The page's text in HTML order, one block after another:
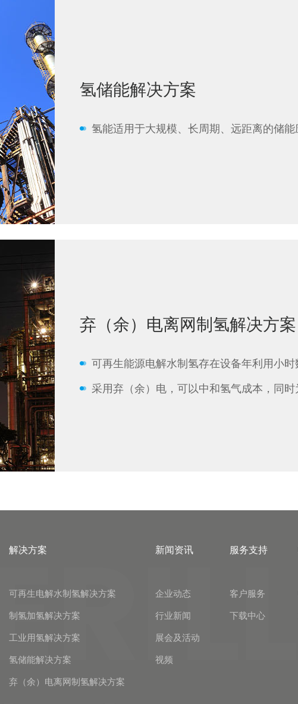
氢储能解决方案
氢能适用于大规模、长周期、远距离的储能
弃（余）电离网制氢解决方案
可再生能源电解水制氢存在设备年利用小
采用弃（余）电，可以中和氢气成本，同
解决方案
可再生电解水制氢解决方案
制氢加氢解决方案
工业用氢解决方案
氢储能解决方案
弃（余）电离网制氢解决方案
新闻资讯
企业动态
行业新闻
展会及活动
视频
服务支持
客户服务
下载中心